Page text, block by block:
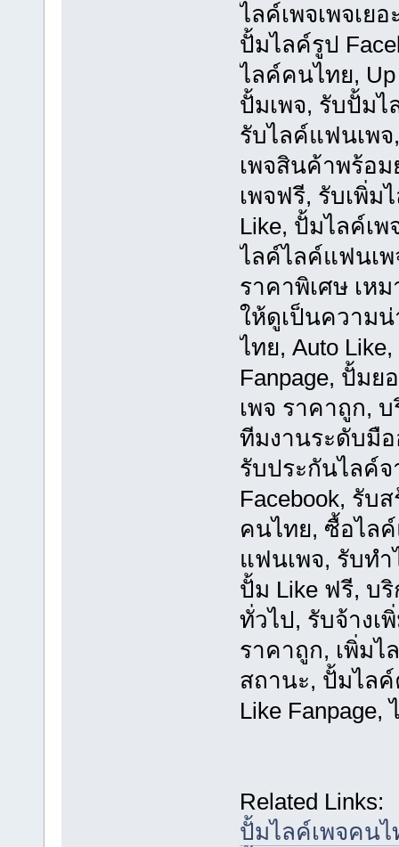
ไลค์เพจเพจเย
ปั้มไลค์รูป
ไลค์คนไทย, Up
ปั้มเพจ, รับปั้มไ
รับไลค์แฟนเพจ
เพจสินค้าพร้อ
เพจฟรี, รับเพิ่ม
Like, ปั้มไลค์เ
ไลค์ไลค์แฟนเพ
ราคาพิเศษ เห
ให้ดูเป็นความ
ไทย, Auto
Fanpage, ปั้ม
เพจ ราคาถูก,
ทีมงานระดับมื
รับประกันไลค์
Facebook, รับ
คนไทย, ซื้อไล
แฟนเพจ, รับท
ปั้ม Like ฟรี, บ
ทั่วไป, รับจ้างเ
ราคาถูก, เพิ่มไ
สถานะ, ปั้มไลค์
Like
Related Links:
ปั้มไลค์เพจคนไ